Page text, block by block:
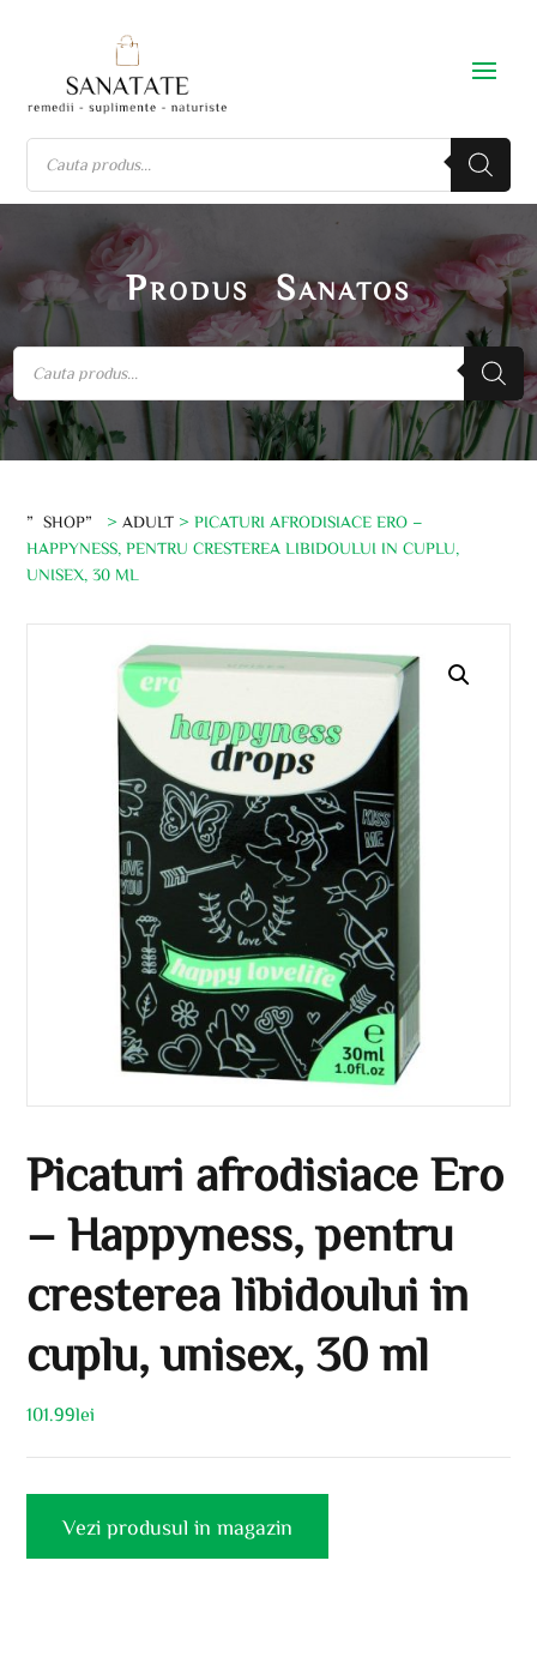
Produs Sanatos
”SHOP” > ADULT > PICATURI AFRODISIACE ERO –
HAPPYNESS, PENTRU CRESTEREA LIBIDOULUI IN CUPLU,
UNISEX, 30 ML
Picaturi afrodisiace Ero
– Happyness, pentru
cresterea libidoului in
cuplu, unisex, 30 ml
101.99lei
Vezi produsul in magazin